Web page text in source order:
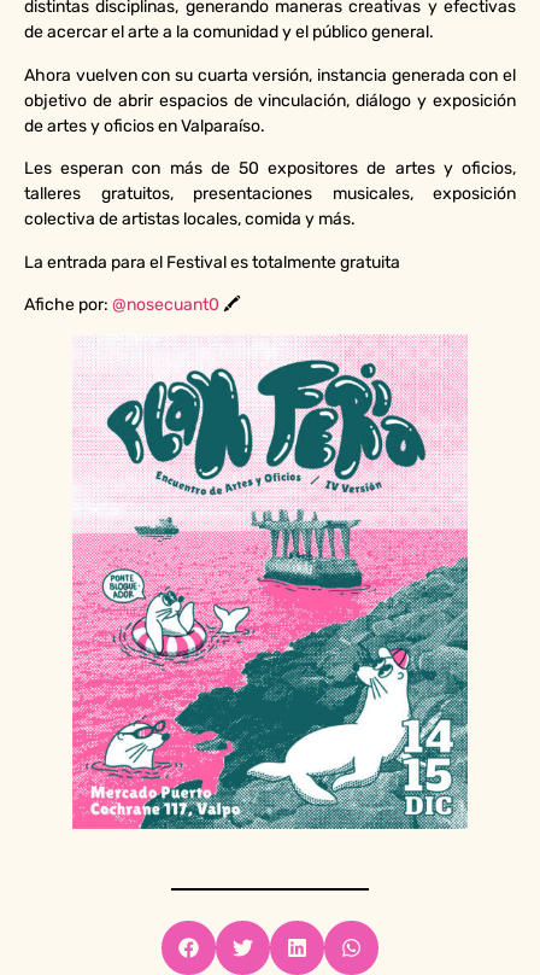
distintas disciplinas, generando maneras creativas y efectivas
de acercar el arte a la comunidad y el público general.
Ahora vuelven con su cuarta versión, instancia generada con el
objetivo de abrir espacios de vinculación, diálogo y exposición
de artes y oficios en Valparaíso.
Les esperan con más de 50 expositores de artes y oficios,
talleres gratuitos, presentaciones musicales, exposición
colectiva de artistas locales, comida y más.
La entrada para el Festival es totalmente gratuita
Afiche por: @nosecuant0 🖍️